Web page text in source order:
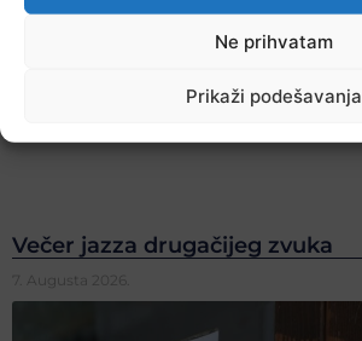
Ne prihvatam
Prikaži podešavanja
Večer jazza drugačijeg zvuka
7. Augusta 2026.